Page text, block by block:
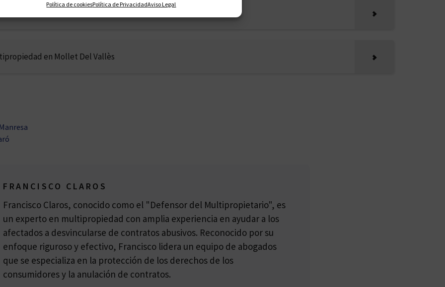
Política de cookiesPolítica de PrivacidadAviso Legal
en Molina De Segura
en Mollet Del Vallès
FRANCISCO CLAROS
Francisco Claros, conocido como el "Defensor del Multipropietario", es
un experto en multipropiedad con amplia experiencia en ayudar a los
afectados a desvincularse de contratos abusivos. Reconocido por su
enfoque riguroso y efectivo, Francisco lidera un equipo de abogados
que se especializa en la protección de los derechos de los
consumidores y la anulación de contratos.